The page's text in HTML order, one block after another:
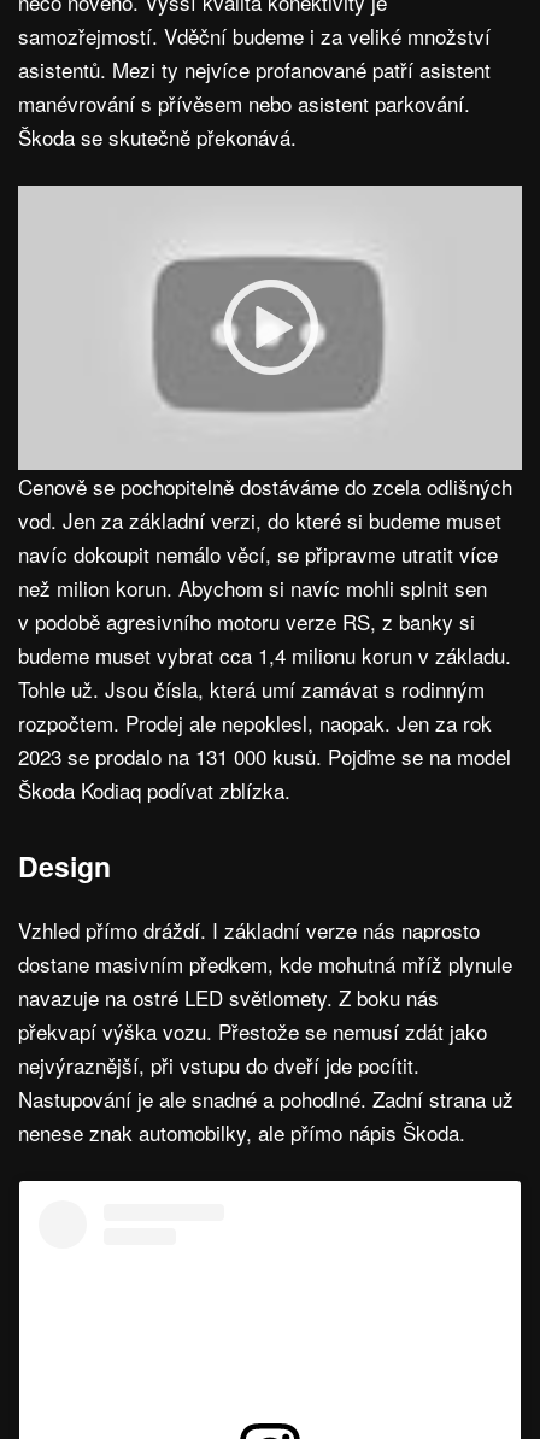
samozřejmostí. Vděční budeme i za veliké množství
asistentů. Mezi ty nejvíce profanované patří asistent
manévrování s přívěsem nebo asistent parkování.
Škoda se skutečně překonává.
Cenově se pochopitelně dostáváme do zcela odlišných
vod. Jen za základní verzi, do které si budeme muset
navíc dokoupit nemálo věcí, se připravme utratit více
než milion korun. Abychom si navíc mohli splnit sen
v podobě agresivního motoru verze RS, z banky si
budeme muset vybrat cca 1,4 milionu korun v základu.
Tohle už. Jsou čísla, která umí zamávat s rodinným
rozpočtem. Prodej ale nepoklesl, naopak. Jen za rok
2023 se prodalo na 131 000 kusů. Pojďme se na model
Škoda Kodiaq podívat zblízka.
Design
Vzhled přímo dráždí. I základní verze nás naprosto
dostane masivním předkem, kde mohutná mříž plynule
navazuje na ostré LED světlomety. Z boku nás
překvapí výška vozu. Přestože se nemusí zdát jako
nejvýraznější, při vstupu do dveří jde pocítit.
Nastupování je ale snadné a pohodlné. Zadní strana už
nenese znak automobilky, ale přímo nápis Škoda.